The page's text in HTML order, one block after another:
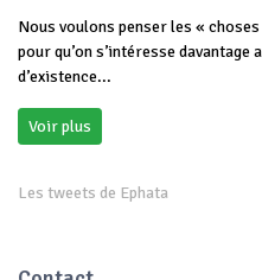
Nous voulons penser les «
pour qu’on s’intéresse
d’existence...
Voir plus
Les tweets de Ephata